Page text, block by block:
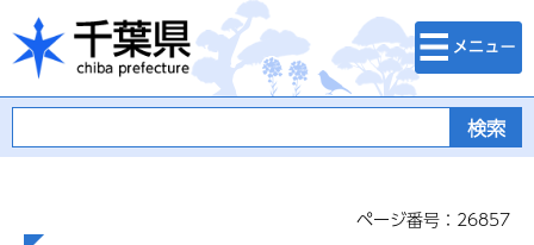
千葉県
検索・メニュ
ー
ページ番号：26857